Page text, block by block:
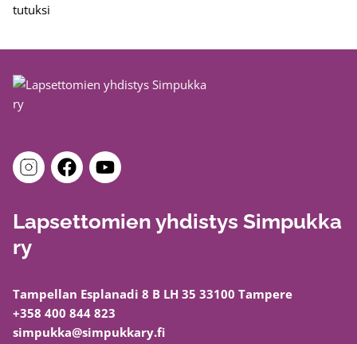
tutuksi
Lapsettomien yhdistys Simpukka
ry
Tampellan Esplanadi 8 B LH 35 33100 Tampere
+358 400 844 823
simpukka@simpukkary.fi